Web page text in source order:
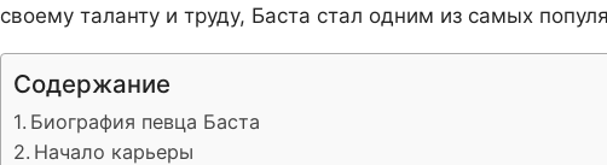
своему таланту и труду, Баста стал одним из самых
Содержание
Биография певца Баста
Начало карьеры